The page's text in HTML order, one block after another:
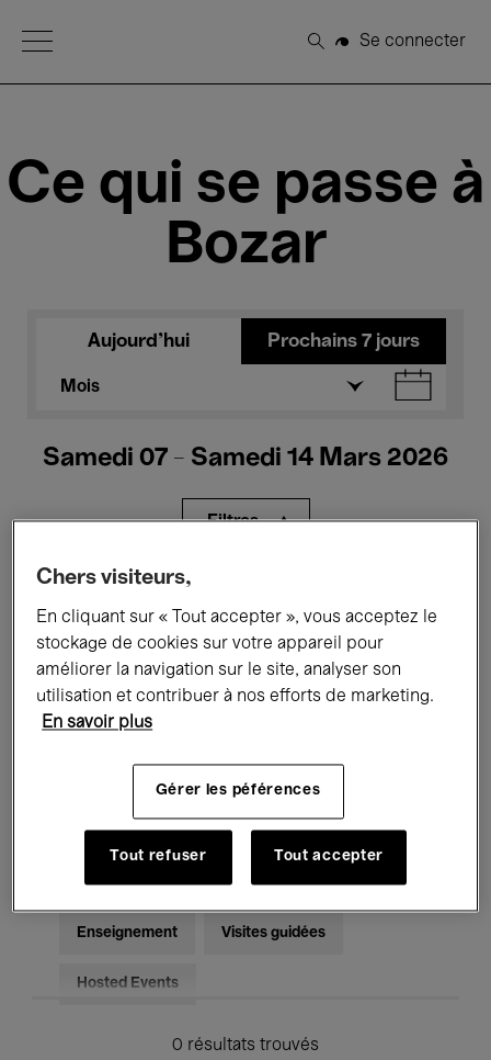
Open Menu
Rechercher
Se connecter
Ce qui se passe à
Bozar
Aujourd'hui Prochains 7 jours
Mois
Samedi 07 - Samedi 14 Mars 2026
Filtres
Expositions Films Performances
Rencontres & Débats Jazz
Musique électronique
Pour tous Kids’ Palace
Enseignement Visites guidées
Hosted Events
0 résultats trouvés
Chers visiteurs,
En cliquant sur « Tout accepter », vous acceptez le
stockage de cookies sur votre appareil pour
améliorer la navigation sur le site, analyser son
utilisation et contribuer à nos efforts de marketing.
En savoir plus
Gérer les péférences
Tout refuser Tout accepter